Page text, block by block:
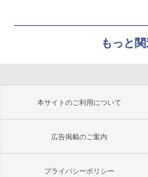
もっと
本サイトのご利用について
広告掲載のご案内
プライバシーポリシー